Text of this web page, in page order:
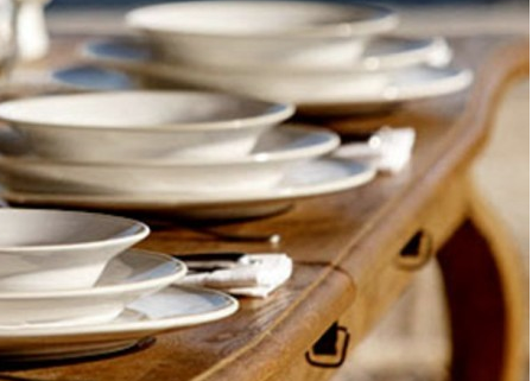
Фруктовница 2-х ярусная "lefard gold glass"
диаметр=17/30 см. высота=28,5 см. Lefard (195-161)
Быстрый просмотр
4 884₽ 4 054₽
Скидка!